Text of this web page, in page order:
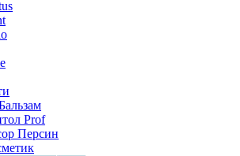
Prof
Персин